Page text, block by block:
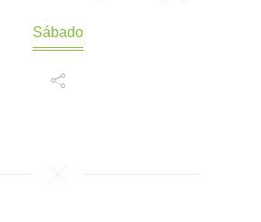
Sábado